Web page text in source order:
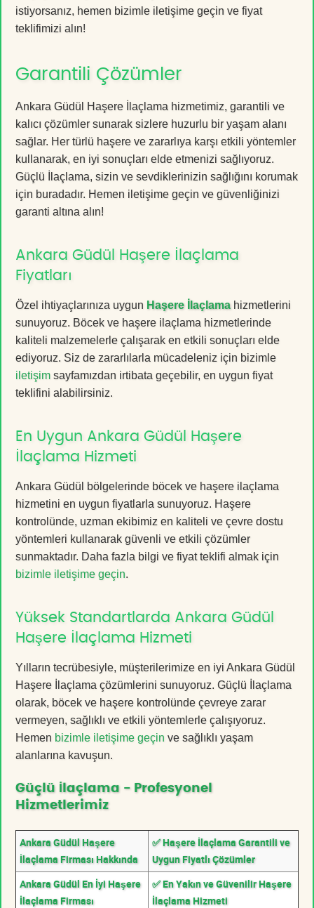
istiyorsanız, hemen bizimle iletişime geçin ve fiyat
teklifimizi alın!
Garantili Çözümler
Ankara Güdül Haşere İlaçlama hizmetimiz, garantili ve
kalıcı çözümler sunarak sizlere huzurlu bir yaşam alanı
sağlar. Her türlü haşere ve zararlıya karşı etkili yöntemler
kullanarak, en iyi sonuçları elde etmenizi sağlıyoruz.
Güçlü İlaçlama, sizin ve sevdiklerinizin sağlığını korumak
için buradadır. Hemen iletişime geçin ve güvenliğinizi
garanti altına alın!
Ankara Güdül Haşere İlaçlama
Fiyatları
Özel ihtiyaçlarınıza uygun Haşere İlaçlamahizmetlerini
sunuyoruz. Böcek ve haşere ilaçlama hizmetlerinde
kaliteli malzemelerle çalışarak en etkili sonuçları elde
ediyoruz. Siz de zararlılarla mücadeleniz için bizimle
iletişim sayfamızdan irtibata geçebilir, en uygun fiyat
teklifini alabilirsiniz.
En Uygun Ankara Güdül Haşere
İlaçlama Hizmeti
Ankara Güdül bölgelerinde böcek ve haşere ilaçlama
hizmetini en uygun fiyatlarla sunuyoruz. Haşere
kontrolünde, uzman ekibimiz en kaliteli ve çevre dostu
yöntemleri kullanarak güvenli ve etkili çözümler
sunmaktadır. Daha fazla bilgi ve fiyat teklifi almak için
bizimle iletişime geçin.
Yüksek Standartlarda Ankara Güdül
Haşere İlaçlama Hizmeti
Yılların tecrübesiyle, müşterilerimize en iyi Ankara Güdül
Haşere İlaçlama çözümlerini sunuyoruz. Güçlü İlaçlama
olarak, böcek ve haşere kontrolünde çevreye zarar
vermeyen, sağlıklı ve etkili yöntemlerle çalışıyoruz.
Hemen bizimle iletişime geçin ve sağlıklı yaşam
alanlarına kavuşun.
Güçlü İlaçlama - Profesyonel
Hizmetlerimiz
Ankara Güdül Haşere
İlaçlama Firması Hakkında
✅ Haşere İlaçlama Garantili ve
Uygun Fiyatlı Çözümler
Ankara Güdül En İyi Haşere
İlaçlama Firması
✅ En Yakın ve Güvenilir Haşere
İlaçlama Hizmeti